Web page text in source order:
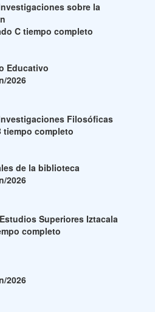
sobre la
C tiempo completo
Educativo
2026
Filosóficas
tiempo completo
de la biblioteca
2026
Superiores Iztacala
completo
2026